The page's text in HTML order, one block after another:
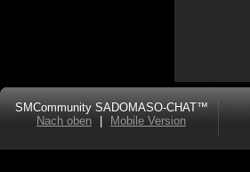
SMCommunity SADOMASO-CHAT™
Nach oben
Mobile Version